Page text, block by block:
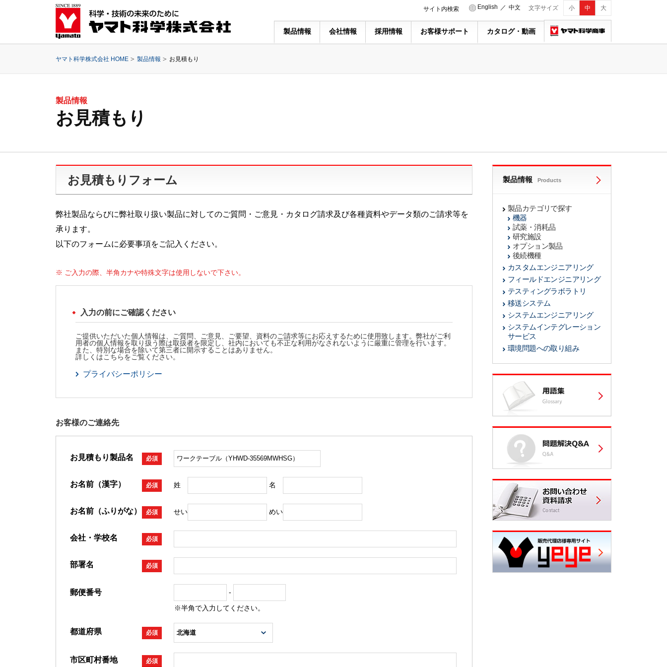
文字サイズ 小 中 大
English ／ 中文
サイト内検索
製品情報 会社情報 採用情報 お客様サポート カタログ・動画
ヤマト科学株式会社 HOME 製品情報 お見積もり
製品情報
お見積もり
お見積もりフォーム
弊社製品ならびに弊社取り扱い製品に対してのご質問・ご意見・カタログ請求及び各種資料やデータ類のご請求等を
承ります。
以下のフォームに必要事項をご記入ください。
※ ご入力の際、半角カナや特殊文字は使用しないで下さい。
入力の前にご確認ください
ご提供いただいた個人情報は、ご質問、ご意見、ご要望、資料のご請求等にお応えするために使用致します。弊社がご利
用者の個人情報を取り扱う際は取扱者を限定し、社内においても不正な利用がなされないように厳重に管理を行います。
また、特別な場合を除いて第三者に開示することはありません。
詳しくはこちらをご覧ください。
プライバシーポリシー
お客様のご連絡先
お見積もり製品名 必須
お名前（漢字） 必須 姓 名
お名前（ふりがな） 必須 せい めい
会社・学校名 必須
部署名 必須
郵便番号
-
※半角で入力してください。
都道府県 必須
市区町村番地 必須
製品情報 Products
製品カテゴリで探す
機器
試薬・消耗品
研究施設
オプション製品
後続機種
カスタムエンジニアリング
フィールドエンジニアリング
テスティングラボラトリ
移送システム
システムエンジニアリング
システムインテグレーション
サービス
環境問題への取り組み